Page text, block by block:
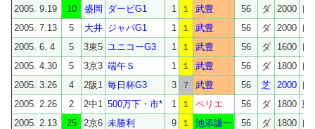
2005. 9.19
10 盛岡 ダービG1 1 １ 武豊 56 ダ 2000 良
2005. 7.13
5 大井 ジャパG1 1 １ 武豊 56 ダ 2000 良
2005. 6. 4
5 3東5 ユニコーG3 1 １ 武豊 56 ダ 1600 良
2005. 4.30
5 3京3 端午Ｓ 1 １ 武豊 56 ダ 1800 良
2005. 3.26
4 2阪1 毎日杯G3 3 ７ 武豊 56 芝 2000 良
2005. 2.26
2 2中1 500万下・市* 1 １ ペリエ 56 ダ 1800 重
2005. 2.13
25 2京6 未勝利 9 １ 池添謙一 56 ダ 1800 良